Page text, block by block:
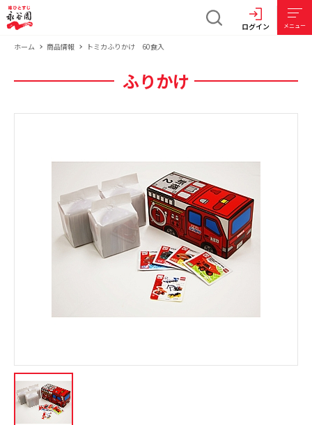
ログイン メニュー
ホーム 商品情報 トミカふりかけ 60食入
ふりかけ